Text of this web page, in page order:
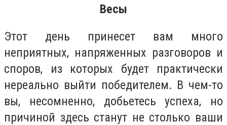
Весы
Этот день принесет вам много
неприятных, напряженных разговоров и
споров, из которых будет практически
нереально выйти победителем. В чем-то
вы, несомненно, добьетесь успеха, но
причиной здесь станут не столько ваши